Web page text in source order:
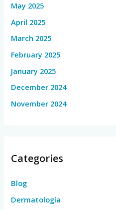
May 2025
April 2025
March 2025
February 2025
January 2025
December 2024
November 2024
Categories
Blog
Dermatología